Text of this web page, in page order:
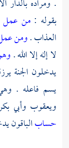
. ومراده بالدار
بقوله :من عمل
العذاب .ومن
لا إله إلا الله .
يدخلون الجنة
يسم فاعله .
ويعقوب وأبي
حسابالباقون